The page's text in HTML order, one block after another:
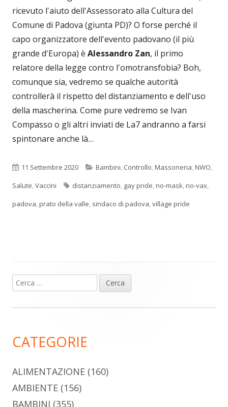
ricevuto l'aiuto dell'Assessorato alla Cultura del
Comune di Padova (giunta PD)? O forse perché il
capo organizzatore dell'evento padovano (il più
grande d'Europa) è Alessandro Zan, il primo
relatore della legge contro l'omotransfobia? Boh,
comunque sia, vedremo se qualche autorità
controllerà il rispetto del distanziamento e dell'uso
della mascherina. Come pure vedremo se Ivan
Compasso o gli altri inviati de La7 andranno a farsi
spintonare anche là…
Pubblicato
11 Settembre 2020 Categorie
Bambini, Controllo,Massoneria,NWO,
Salute,Vaccini Tag
distanziamento, gay pride,no-mask,no-vax,
padova,prato della valle, sindaco di padova,village pride
Barra
laterale
Ricerca
per:
CATEGORIE
ALIMENTAZIONE (160)
AMBIENTE (156)
BAMBINI (355)